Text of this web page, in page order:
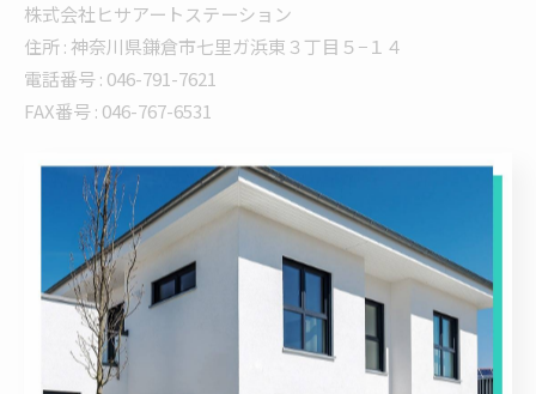
株式会社ヒサアートステーション
住所 : 神奈川県鎌倉市七里ガ浜東３丁目５−１４
電話番号 : 046-791-7621
FAX番号 : 046-767-6531
--------------------------------------------------------------------
お客様の声
< 前のページ 次のページ >